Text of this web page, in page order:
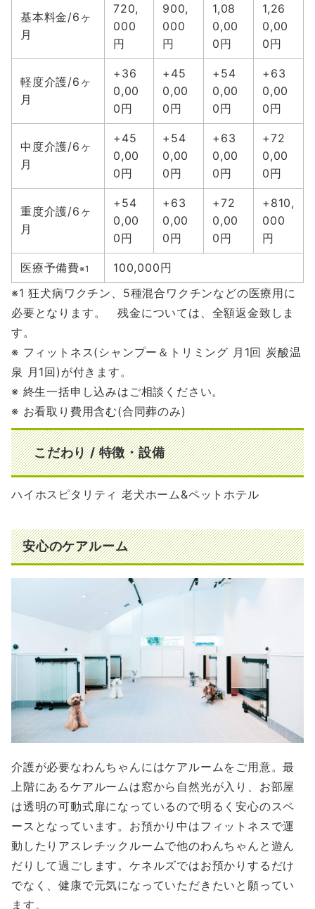
基本料金/6ヶ
月
720,
000
円
900,
000
円
1,08
0,00
0円
1,26
0,00
0円
軽度介護/6ヶ
月
+36
0,00
0円
+45
0,00
0円
+54
0,00
0円
+63
0,00
0円
中度介護/6ヶ
月
+45
0,00
0円
+54
0,00
0円
+63
0,00
0円
+72
0,00
0円
重度介護/6ヶ
月
+54
0,00
0円
+63
0,00
0円
+72
0,00
0円
+810,
000
円
医療予備費※1
100,000円
※1 狂犬病ワクチン、5種混合ワクチンなどの医療用に
必要となります。 残金については、全額返金致しま
す。
※ フィットネス(シャンプー＆トリミング 月1回 炭酸温
泉 月1回)が付きます。
※ 終生一括申し込みはご相談ください。
※ お看取り費用含む(合同葬のみ)
こだわり / 特徴・設備
ハイホスピタリティ 老犬ホーム&ペットホテル
安心のケアルーム
介護が必要なわんちゃんにはケアルームをご用意。最
上階にあるケアルームは窓から自然光が入り、お部屋
は透明の可動式扉になっているので明るく安心のスペ
ースとなっています。お預かり中はフィットネスで運
動したりアスレチックルームで他のわんちゃんと遊ん
だりして過ごします。ケネルズではお預かりするだけ
でなく、健康で元気になっていただきたいと願ってい
ます。